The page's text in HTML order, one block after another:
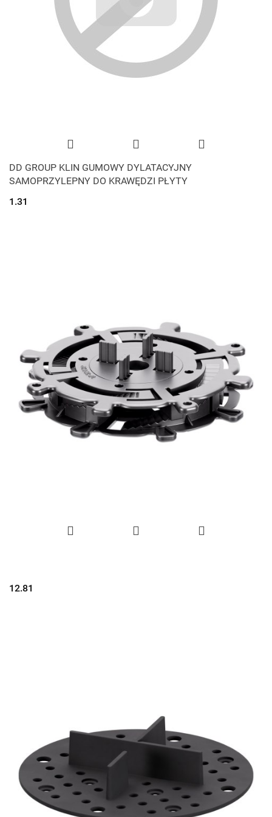
DD GROUP KLIN GUMOWY DYLATACYJNY
SAMOPRZYLEPNY DO KRAWĘDZI PŁYTY
1.31
12.81